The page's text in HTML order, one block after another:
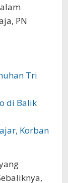
PN
Tri
di Balik
Korban